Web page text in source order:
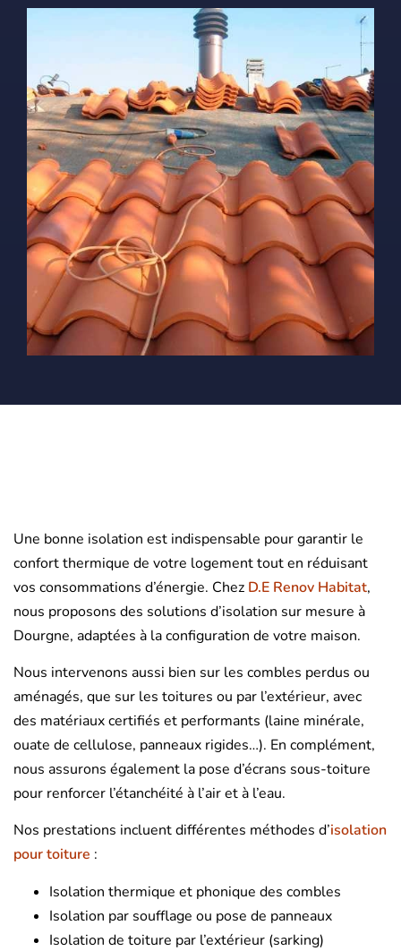
Une bonne isolation est indispensable pour garantir le
confort thermique de votre logement tout en réduisant
vos consommations d’énergie. Chez D.E Renov Habitat,
nous proposons des solutions d’isolation sur mesure à
Dourgne, adaptées à la configuration de votre maison.
Nous intervenons aussi bien sur les combles perdus ou
aménagés, que sur les toitures ou par l’extérieur, avec
des matériaux certifiés et performants (laine minérale,
ouate de cellulose, panneaux rigides…). En complément,
nous assurons également la pose d’écrans sous-toiture
pour renforcer l’étanchéité à l’air et à l’eau.
Nos prestations incluent différentes méthodes d’isolation
pour toiture :
Isolation thermique et phonique des combles
Isolation par soufflage ou pose de panneaux
Isolation de toiture par l’extérieur (sarking)